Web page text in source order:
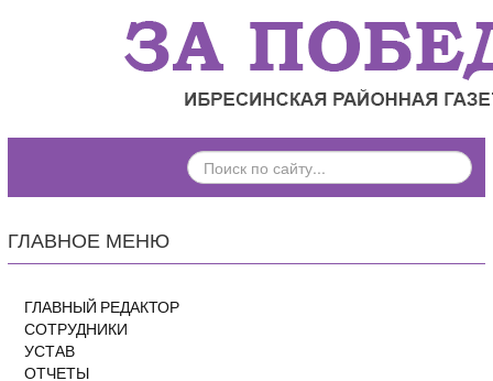
ПОИСК
ПО
ГЛАВНОЕ МЕНЮ
ГЛАВНЫЙ РЕДАКТОР
СОТРУДНИКИ
УСТАВ
ОТЧЕТЫ